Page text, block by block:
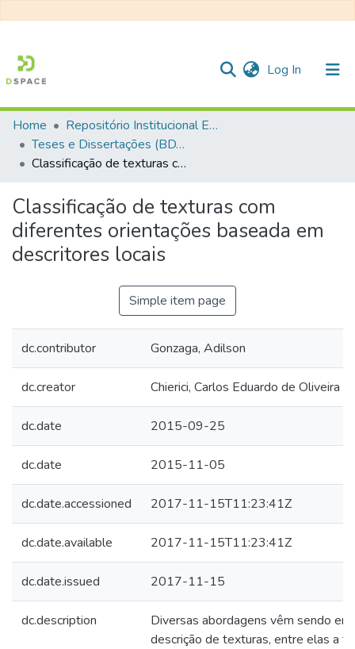
Log In (current)
Communities & Collections
All of DSpace
Statistics
Home
Repositório Institucional EESC
Teses e Dissertações (BDTD USP)
Classificação de texturas com diferentes orientações baseada em descritores locais
Classificação de texturas com
diferentes orientações baseada em
descritores locais
Simple item page
dc.contributor Gonzaga, Adilson
dc.creator Chierici, Carlos Eduardo de Oliveira
dc.date 2015-09-25
dc.date 2015-11-05
dc.date.accessioned 2017-11-15T11:23:41Z
dc.date.available 2017-11-15T11:23:41Z
dc.date.issued 2017-11-15
dc.description
Diversas abordagens vêm sendo
descrição de texturas, entre elas a